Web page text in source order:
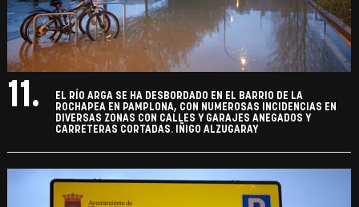
11.
EL RÍO ARGA SE HA DESBORDADO EN EL BARRIO DE LA
ROCHAPEA EN PAMPLONA, CON NUMEROSAS INCIDENCIAS EN
DIVERSAS ZONAS CON CALLES Y GARAJES ANEGADOS Y
CARRETERAS CORTADAS. IÑIGO ALZUGARAY